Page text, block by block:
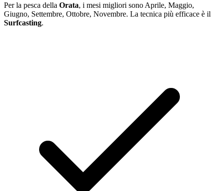
Per la pesca della Orata, i mesi migliori sono Aprile, Maggio,
Giugno, Settembre, Ottobre, Novembre. La tecnica più efficace è il
Surfcasting.